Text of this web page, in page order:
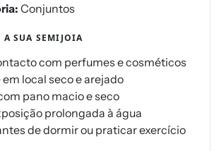
Conjuntos
SUA SEMIJOIA
com perfumes e cosméticos
local seco e arejado
pano macio e seco
prolongada à água
de dormir ou praticar exercício